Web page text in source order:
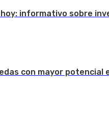
informativo sobre
con mayor potencial